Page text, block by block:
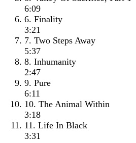
6:09
6. Finality
3:21
7. Two Steps Away
5:37
8. Inhumanity
2:47
9. Pure
6:11
10. The Animal Within
3:18
11. Life In Black
3:31